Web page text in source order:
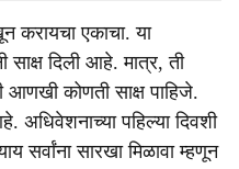
करायचा एकाचा. या
साक्ष दिली आहे. मात्र, ती
आणखी कोणती साक्ष पाहिजे.
अधिवेशनाच्या पहिल्या दिवशी
सर्वांना सारखा मिळावा म्हणून